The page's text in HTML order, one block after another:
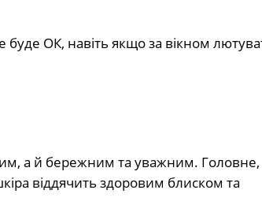
буде ОК, навіть якщо за вікном
а й бережним та уважним. Головне,
віддячить здоровим блиском та